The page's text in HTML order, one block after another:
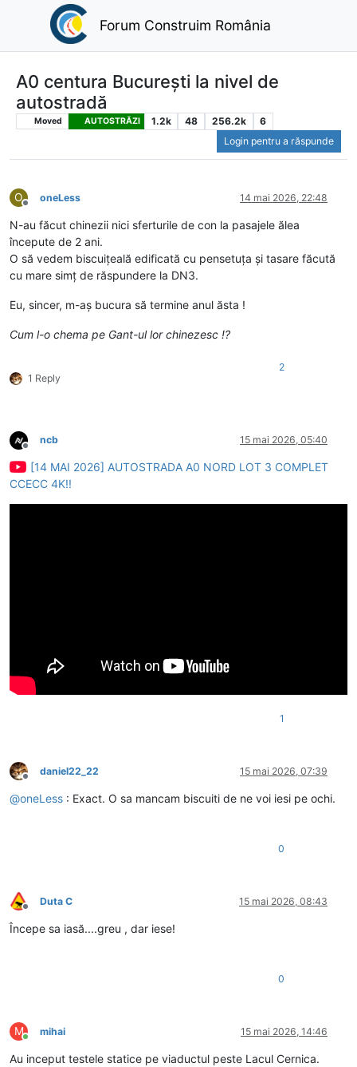
Forum Construim România
A0 centura București la nivel de
autostradă
Moved AUTOSTRĂZI 1.2k 48 256.2k
6
Login pentru a răspunde
O
Deconectat
oneLess 14 mai 2026, 22:48
N-au făcut chinezii nici sferturile de con la pasajele ălea
începute de 2 ani.
O să vedem biscuițeală edificată cu pensetuța și tasare făcută
cu mare simț de răspundere la DN3.
Eu, sincer, m-aș bucura să termine anul ăsta !
Cum l-o chema pe Gant-ul lor chinezesc !?
1 Reply
2
Deconectat
ncb 15 mai 2026, 05:40
[14 MAI 2026] AUTOSTRADA A0 NORD LOT 3 COMPLET
CCECC 4K!!
1
Deconectat
daniel22_22 15 mai 2026, 07:39
@oneLess : Exact. O sa mancam biscuiti de ne voi iesi pe ochi.
0
Deconectat
Duta C 15 mai 2026, 08:43
Începe sa iasă....greu , dar iese!
0
M
Conectat
mihai 15 mai 2026, 14:46
Au inceput testele statice pe viaductul peste Lacul Cernica.